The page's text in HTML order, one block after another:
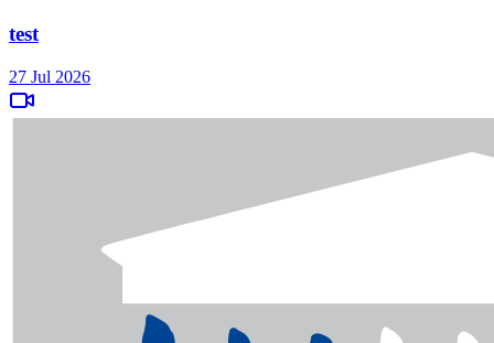
test
27 Jul 2026